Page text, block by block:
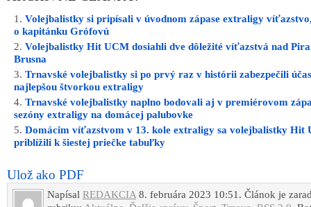
Volejbalistky si pripísali v úvodnom zápase extraligy
o kapitánku Grófovú
Volejbalistky Hit UCM dosiahli dve dôležité víťazstvá nad
Brusna
Trnavské volejbalistky si po prvý raz v histórii zabezpečili
najlepšou štvorkou extraligy
Trnavské volejbalistky naplno bodovali aj v premiérovom
sezóny extraligy na domácej palubovke
Domácim víťazstvom v 13. kole extraligy sa volejbalistky Hit
priblížili k šiestej priečke tabuľky
Ulož ako PDF
Napísal REDAKCIA8. februára 2023 10:51. Článok je